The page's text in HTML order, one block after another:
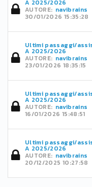
A 2025/2026
AUTORE: navibrains
30/01/2026 15:35:28
Ultimi passaggi/
A 2025/2026
AUTORE: navibrains
23/01/2026 18:35:15
Ultimi passaggi/
A 2025/2026
AUTORE: navibrains
16/01/2026 15:48:51
Ultimi passaggi/
A 2025/2026
AUTORE: navibrains
20/12/2025 10:27:58